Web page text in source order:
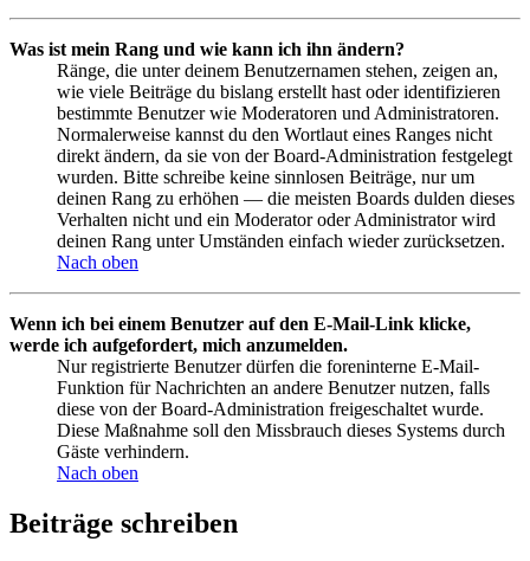
Was ist mein Rang und wie kann ich ihn ändern?
Ränge, die unter deinem Benutzernamen stehen, zeigen an,
wie viele Beiträge du bislang erstellt hast oder identifizieren
bestimmte Benutzer wie Moderatoren und Administratoren.
Normalerweise kannst du den Wortlaut eines Ranges nicht
direkt ändern, da sie von der Board-Administration festgelegt
wurden. Bitte schreibe keine sinnlosen Beiträge, nur um
deinen Rang zu erhöhen — die meisten Boards dulden dieses
Verhalten nicht und ein Moderator oder Administrator wird
deinen Rang unter Umständen einfach wieder zurücksetzen.
Nach oben
Wenn ich bei einem Benutzer auf den E-Mail-Link klicke,
werde ich aufgefordert, mich anzumelden.
Nur registrierte Benutzer dürfen die foreninterne E-Mail-
Funktion für Nachrichten an andere Benutzer nutzen, falls
diese von der Board-Administration freigeschaltet wurde.
Diese Maßnahme soll den Missbrauch dieses Systems durch
Gäste verhindern.
Nach oben
Beiträge schreiben